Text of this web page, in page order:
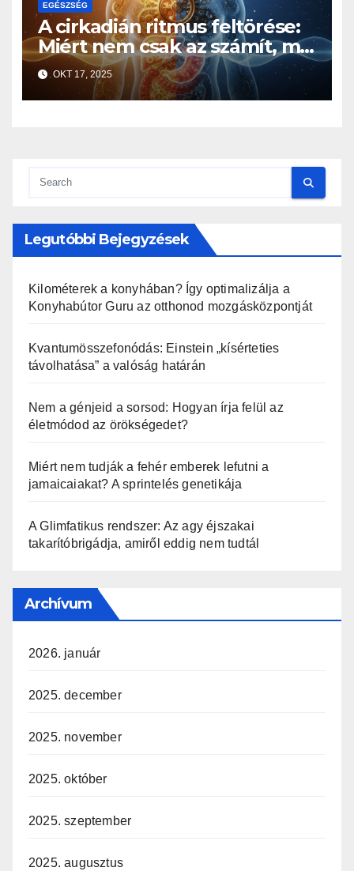
EGÉSZSÉG
A cirkadián ritmus feltörése:
Miért nem csak az számít, mit
eszel, hanem az is, mikor?
OKT 17, 2025
Legutóbbi Bejegyzések
Kilométerek a konyhában? Így optimalizálja a
Konyhabútor Guru az otthonod mozgásközpontját
Kvantumösszefonódás: Einstein „kísérteties
távolhatása” a valóság határán
Nem a génjeid a sorsod: Hogyan írja felül az
életmódod az örökségedet?
Miért nem tudják a fehér emberek lefutni a
jamaicaiakat? A sprintelés genetikája
A Glimfatikus rendszer: Az agy éjszakai
takarítóbrigádja, amiről eddig nem tudtál
Archívum
2026. január
2025. december
2025. november
2025. október
2025. szeptember
2025. augusztus